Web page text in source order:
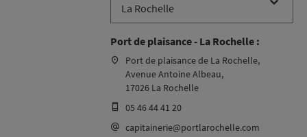
Port de plaisance - La Rochelle :
Port de plaisance de La Rochelle,
Avenue Antoine Albeau,
17026 La Rochelle
05 46 44 41 20
capitainerie@portlarochelle.com